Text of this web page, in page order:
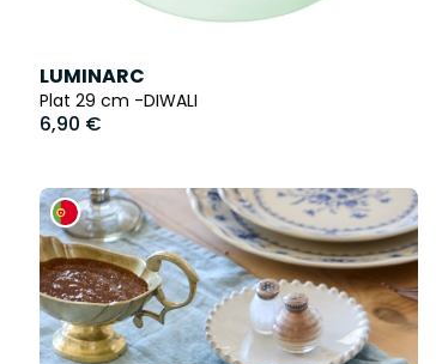
LUMINARC
Plat 29 cm -DIWALI
6,90 €